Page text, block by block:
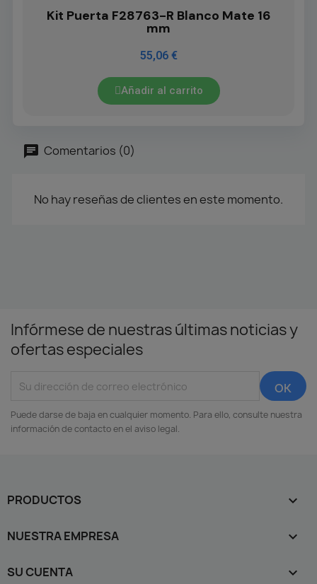
Kit Puerta F28763-R Blanco Mate 16
mm
55,06 €
Añadir al carrito
Comentarios (0)
No hay reseñas de clientes en este momento.
Infórmese de nuestras últimas noticias y
ofertas especiales
Puede darse de baja en cualquier momento. Para ello, consulte nuestra
información de contacto en el aviso legal.
PRODUCTOS 
NUESTRA EMPRESA 
SU CUENTA 